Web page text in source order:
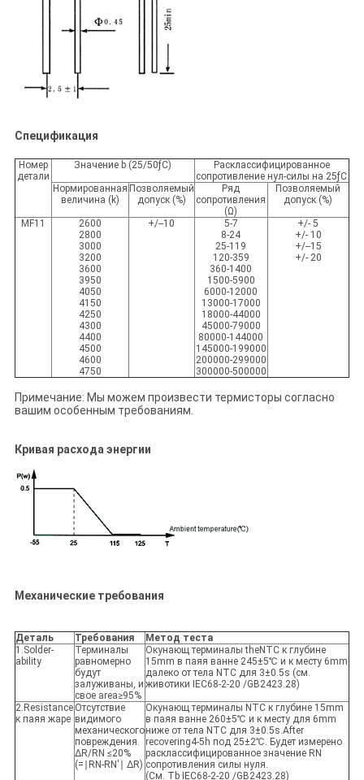
Спецификация
Номер
детали
Значение b (25/50ƒC)
Расклассифицированное
сопротивление нул-силы на 25ƒC
Нормированная
величина (k)
Позволяемый
допуск (%)
Ряд
сопротивления
(Ω)
Позволяемый
допуск (%)
MF11
2600
2800
3000
3200
3600
3950
4050
4150
4250
4300
4400
4500
4600
4750
+/--10
5-7
8-24
25-119
120-359
360-1400
1500-5900
6000-12000
13000-17000
18000-44000
45000-79000
80000-144000
145000-199000
200000-299000
300000-500000
+/- 5
+/- 10
+/--15
+/- 20
Примечание: Мы можем произвести термисторы согласно
вашим особенным требованиям.
Кривая расхода энергии
Механические требования
Деталь Требования
Метод теста
1.Solder-
ability
Терминалы
равномерно
будут
залуживаны, и
свое area≥95%
Окунающ терминалы theNTC к глубине
15mm в паяя ванне 245±5℃ и к месту 6mm
далеко от тела NTC для 3±0.5s (см.
животики IEC68-2-20 /GB2423.28)
2.Resistance
к паяя жаре
Отсутствие
видимого
механического
повреждения.
ΔR/RN ≤20%
(=∣RN-RN'∣ ΔR)
Окунающ терминалы NTC к глубине 15mm
в паяя ванне 260±5℃ и к месту для 6mm
ниже от тела NTC для 3±0.5s.After
recovering4-5h под 25±2℃. Будет измерено
расклассифицированное значение RN
сопротивления силы нуля.
(См. Tb IEC68-2-20 /GB2423.28)